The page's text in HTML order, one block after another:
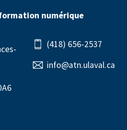
numérique
(418) 656-2537
info@atn.ulaval.ca